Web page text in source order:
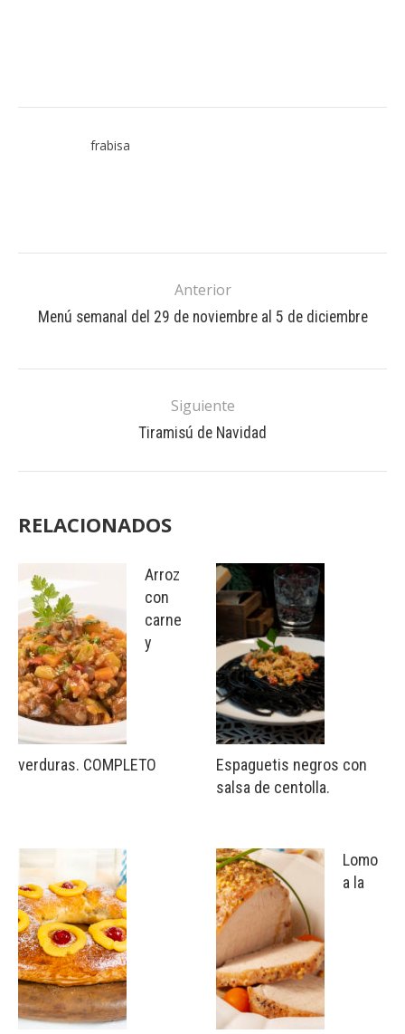
frabisa
Anterior
Menú semanal del 29 de noviembre al 5 de diciembre
Siguiente
Tiramisú de Navidad
RELACIONADOS
Arroz
con
carne
y
verduras. COMPLETO
Espaguetis negros con
salsa de centolla.
Lomo
a la